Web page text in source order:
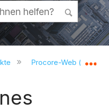
auf- und
Procore-Web